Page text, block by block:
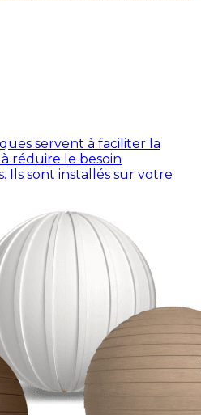
servent à faciliter la
réduire le besoin
Ils sont installés sur votre